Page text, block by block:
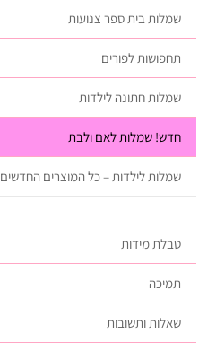
שמלות בית ספר צנועות
תחפושות לפורים
שמלות חתונה לילדות
חדש! שמלות לאם ולבת
שמלות לילדות – כל המוצרים החדשים
טבלת מידות
תמיכה
שאלות ותשובות